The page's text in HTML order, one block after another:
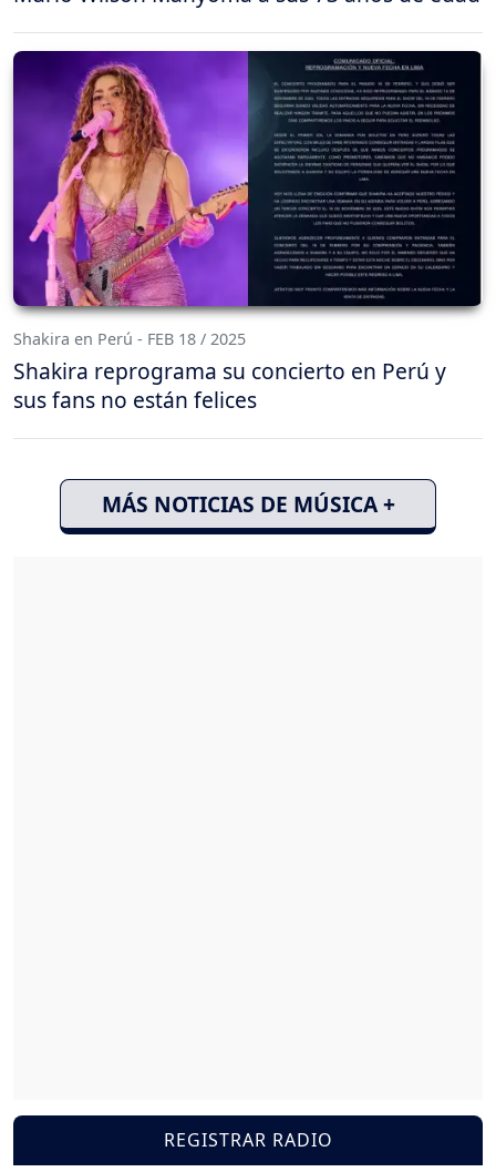
Shakira en Perú - FEB 18 / 2025
Shakira reprograma su concierto en Perú y
sus fans no están felices
MÁS NOTICIAS DE MÚSICA +
REGISTRAR RADIO